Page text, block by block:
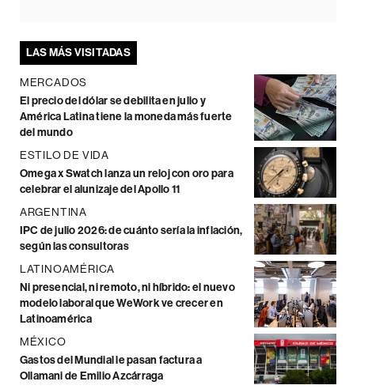
LAS MÁS VISITADAS
MERCADOS
El precio del dólar se debilita en julio y
América Latina tiene la moneda más fuerte
del mundo
ESTILO DE VIDA
Omega x Swatch lanza un reloj con oro para
celebrar el alunizaje del Apollo 11
ARGENTINA
IPC de julio 2026: de cuánto sería la inflación,
según las consultoras
LATINOAMÉRICA
Ni presencial, ni remoto, ni híbrido: el nuevo
modelo laboral que WeWork ve crecer en
Latinoamérica
MÉXICO
Gastos del Mundial le pasan factura a
Ollamani de Emilio Azcárraga